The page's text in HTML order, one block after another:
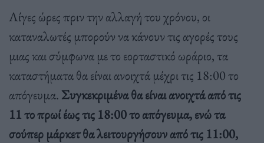
Λίγες ώρες πριν την αλλαγή του χρόνου, οι
καταναλωτές μπορούν να κάνουν τις αγορές τους
μιας και σύμφωνα με το εορταστικό ωράριο, τα
καταστήματα θα είναι ανοιχτά μέχρι τις 18:00 το
απόγευμα. Συγκεκριμένα θα είναι ανοιχτά από τις
11 το πρωί έως τις 18:00 το απόγευμα, ενώ τα
σούπερ μάρκετ θα λειτουργήσουν από τις 11:00,